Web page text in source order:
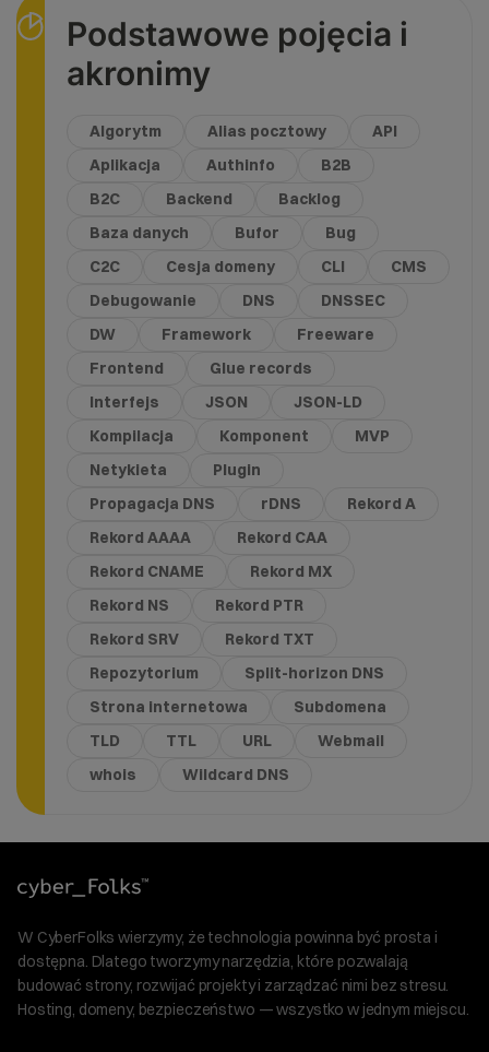
Podstawowe pojęcia i
akronimy
Algorytm Alias pocztowy
API
Aplikacja
Authinfo
B2B
B2C
Backend
Backlog
Baza danych
Bufor
Bug
C2C
Cesja domeny CLI
CMS
Debugowanie
DNS
DNSSEC
DW
Framework
Freeware
Frontend
Glue records
Interfejs
JSON
JSON-LD
Kompilacja
Komponent
MVP
Netykieta
Plugin
Propagacja DNS
rDNS
Rekord A
Rekord AAAA
Rekord CAA
Rekord CNAME
Rekord MX
Rekord NS
Rekord PTR
Rekord SRV
Rekord TXT
Repozytorium
Split-horizon DNS
Strona internetowa
Subdomena
TLD
TTL URL
Webmail
whois
Wildcard DNS
W CyberFolks wierzymy, że technologia powinna być prosta i
dostępna. Dlatego tworzymy narzędzia, które pozwalają
budować strony, rozwijać projekty i zarządzać nimi bez stresu.
Hosting, domeny, bezpieczeństwo — wszystko w jednym miejscu.